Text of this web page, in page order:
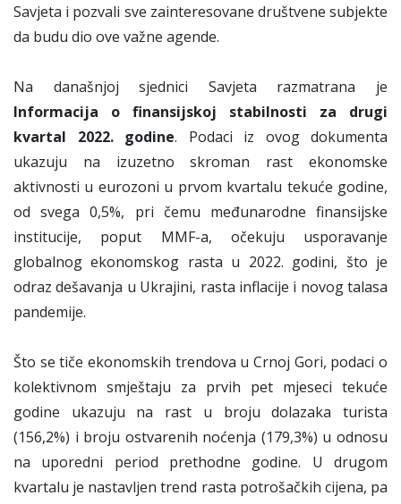
Savjeta i pozvali sve zainteresovane društvene subjekte
da budu dio ove važne agende.
Na današnjoj sjednici Savjeta razmatrana je
Informacija o finansijskoj stabilnosti za drugi
kvartal 2022. godine. Podaci iz ovog dokumenta
ukazuju na izuzetno skroman rast ekonomske
aktivnosti u eurozoni u prvom kvartalu tekuće godine,
od svega 0,5%, pri čemu međunarodne finansijske
institucije, poput MMF-a, očekuju usporavanje
globalnog ekonomskog rasta u 2022. godini, što je
odraz dešavanja u Ukrajini, rasta inflacije i novog talasa
pandemije.
Što se tiče ekonomskih trendova u Crnoj Gori, podaci o
kolektivnom smještaju za prvih pet mjeseci tekuće
godine ukazuju na rast u broju dolazaka turista
(156,2%) i broju ostvarenih noćenja (179,3%) u odnosu
na uporedni period prethodne godine. U drugom
kvartalu je nastavljen trend rasta potrošačkih cijena, pa